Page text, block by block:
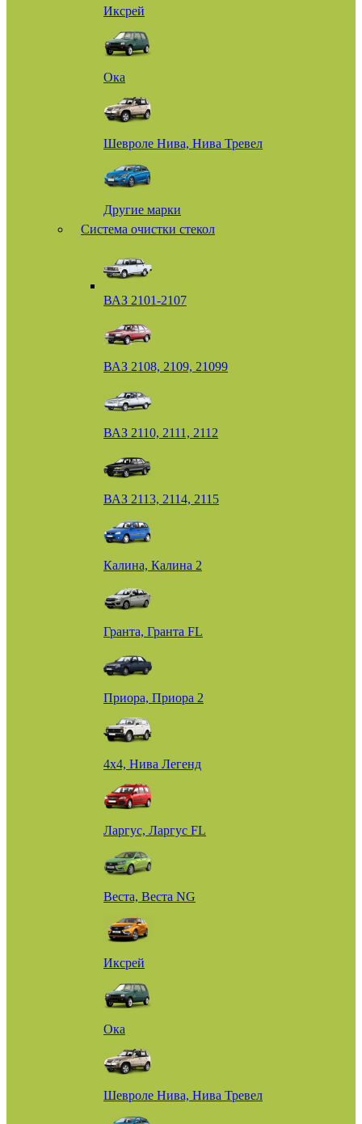
Иксрей
Ока
Шевроле Нива, Нива Тревел
Другие марки
Система очистки стекол
ВАЗ 2101-2107
ВАЗ 2108, 2109, 21099
ВАЗ 2110, 2111, 2112
ВАЗ 2113, 2114, 2115
Калина, Калина 2
Гранта, Гранта FL
Приора, Приора 2
4х4, Нива Легенд
Ларгус, Ларгус FL
Веста, Веста NG
Иксрей
Ока
Шевроле Нива, Нива Тревел